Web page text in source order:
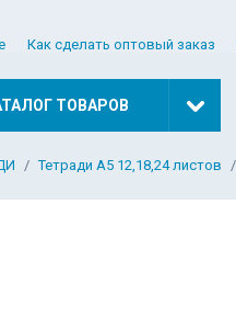
Как сделать оптовый заказ
ТОВАРОВ
Тетради А5 12,18,24 листов